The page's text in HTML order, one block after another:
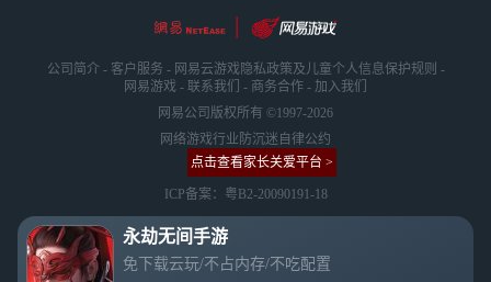
永劫无间手游
免下载云玩/不占内存/不吃配置
荐网易云游戏，公
测云玩还可领取永
线云玩的教程吧
公司简介 - 客户服务 - 网易云游戏隐私政策及儿童个人信息保护规则 -
网易游戏 - 联系我们 - 商务合作 - 加入我们
网易公司版权所有 ©1997-2026
网络游戏行业防沉迷自律公约
点击查看家长关爱平台 >
ICP备案：粤B2-20090191-18